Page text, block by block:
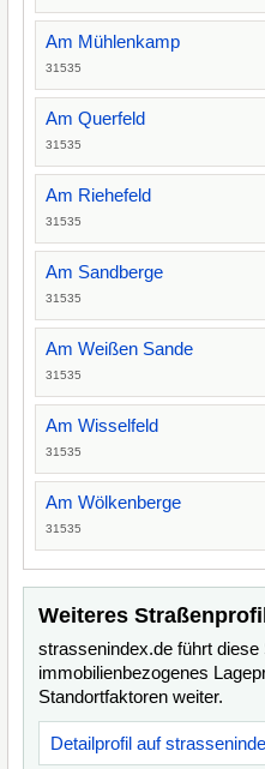
Am Mühlenkamp
31535
Am Querfeld
31535
Am Riehefeld
31535
Am Sandberge
31535
Am Weißen Sande
31535
Am Wisselfeld
31535
Am Wölkenberge
31535
Weiteres
strassenindex.de führt
immobilienbezogenes
Standortfaktoren weiter.
Detailprofil auf